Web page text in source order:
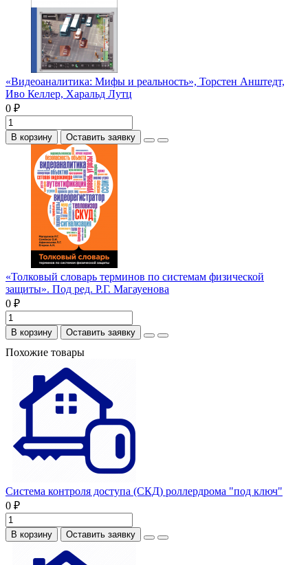
«Видеоаналитика: Мифы и реальность», Торстен Анштедт,
Иво Келлер, Харальд Лутц
0 ₽
В корзину Оставить заявку
«Толковый словарь терминов по системам физической
защиты». Под ред. Р.Г. Магауенова
0 ₽
В корзину Оставить заявку
Похожие товары
Система контроля доступа (СКД) роллердрома "под ключ"
0 ₽
В корзину Оставить заявку